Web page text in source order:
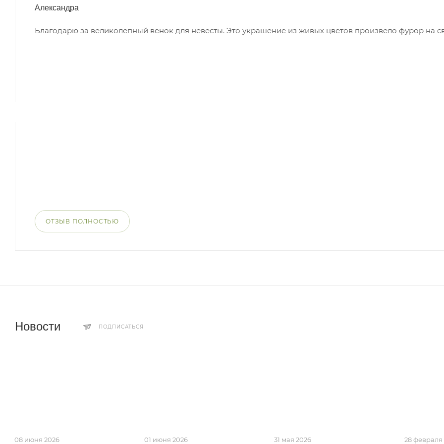
Александра
Благодарю за великолепный венок для невесты. Это украшение из живых цветов произвело фурор на
ОТЗЫВ ПОЛНОСТЬЮ
Новости ПОДПИСАТЬСЯ
08 июня 2026 01 июня 2026 31 мая 2026 28